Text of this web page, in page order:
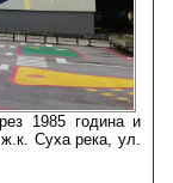
1985 година и
Суха река, ул.